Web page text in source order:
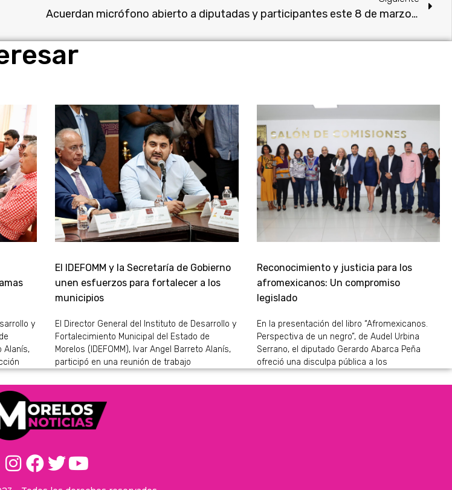
Acuerdan micrófono abierto a diputadas y participantes este 8 de marzo en el Parlamento de Mujeres en Morelos.
y
Alanís,
El IDEFOMM y la Secretaría de Gobierno
unen esfuerzos para fortalecer a los
municipios
El Director General del Instituto de Desarrollo y
Fortalecimiento Municipal del Estado de
Morelos (IDEFOMM), Ivar Angel Barreto Alanís,
participó en una reunión de trabajo
Reconocimiento y justicia para los
afromexicanos: Un compromiso
legislado
En la presentación del libro “Afromexicanos.
Perspectiva de un negro”, de Audel Urbina
Serrano, el diputado Gerardo Abarca Peña
ofreció una disculpa pública a los